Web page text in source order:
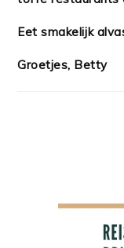
Eet smakelijk
Groetjes, Betty